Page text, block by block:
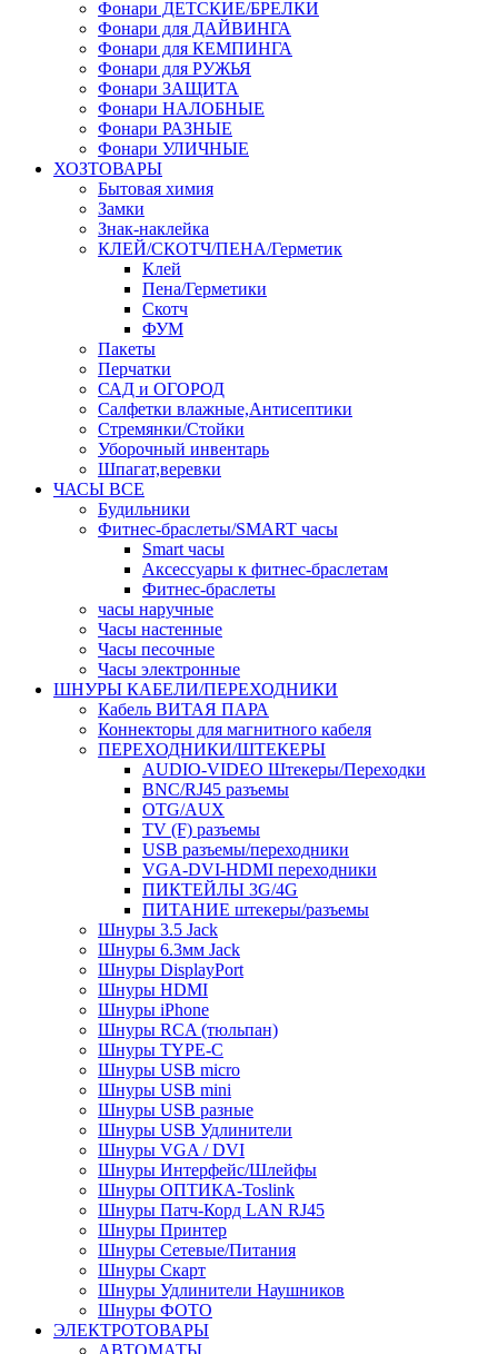
Фонари ДЕТСКИЕ/БРЕЛКИ
Фонари для ДАЙВИНГА
Фонари для КЕМПИНГА
Фонари для РУЖЬЯ
Фонари ЗАЩИТА
Фонари НАЛОБНЫЕ
Фонари РАЗНЫЕ
Фонари УЛИЧНЫЕ
ХОЗТОВАРЫ
Бытовая химия
Замки
Знак-наклейка
КЛЕЙ/СКОТЧ/ПЕНА/Герметик
Клей
Пена/Герметики
Скотч
ФУМ
Пакеты
Перчатки
САД и ОГОРОД
Салфетки влажные,Антисептики
Стремянки/Стойки
Уборочный инвентарь
Шпагат,веревки
ЧАСЫ ВСЕ
Будильники
Фитнес-браслеты/SMART часы
Smart часы
Аксессуары к фитнес-браслетам
Фитнес-браслеты
часы наручные
Часы настенные
Часы песочные
Часы электронные
ШНУРЫ КАБЕЛИ/ПЕРЕХОДНИКИ
Кабель ВИТАЯ ПАРА
Коннекторы для магнитного кабеля
ПЕРЕХОДНИКИ/ШТЕКЕРЫ
AUDIO-VIDEO Штекеры/Переходки
BNC/RJ45 разъемы
OTG/AUX
TV (F) разъемы
USB разъемы/переходники
VGA-DVI-HDMI переходники
ПИКТЕЙЛЫ 3G/4G
ПИТАНИЕ штекеры/разъемы
Шнуры 3.5 Jack
Шнуры 6.3мм Jack
Шнуры DisplayPort
Шнуры HDMI
Шнуры iPhone
Шнуры RCA (тюльпан)
Шнуры TYPE-C
Шнуры USB micro
Шнуры USB mini
Шнуры USB разные
Шнуры USB Удлинители
Шнуры VGA / DVI
Шнуры Интерфейс/Шлейфы
Шнуры ОПТИКА-Toslink
Шнуры Патч-Корд LAN RJ45
Шнуры Принтер
Шнуры Сетевые/Питания
Шнуры Скарт
Шнуры Удлинители Наушников
Шнуры ФОТО
ЭЛЕКТРОТОВАРЫ
АВТОМАТЫ